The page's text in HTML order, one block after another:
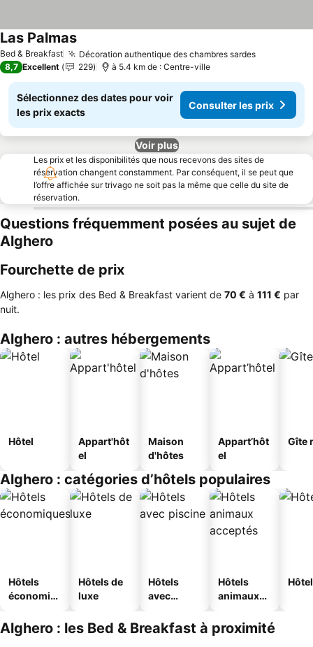
Bed & Breakfast Décoration authentique des chambres sardes
Las Palmas
8,7 Excellent 229 à 5.4 km de : Centre-ville
Sélectionnez des dates pour voir
les prix exacts
Consulter les prix
Voir plus
Les prix et les disponibilités que nous recevons des sites de
réservation changent constamment. Par conséquent, il se peut que
l’offre affichée sur trivago ne soit pas la même que celle du site de
réservation.
Questions fréquemment posées au sujet de
Alghero
Fourchette de prix
Alghero : les prix des Bed & Breakfast varient de ‎70 € à ‎111 € par
nuit.
Alghero : autres hébergements
Hôtel
Appart'hôt
el
Maison
d'hôtes
Appart’hôt
el
Gîte
Alghero : catégories d’hôtels populaires
Hôtels
économiq
Hôtels de
luxe
Hôtels
avec
Hôtels
animaux
Alghero : les Bed & Breakfast à proximité